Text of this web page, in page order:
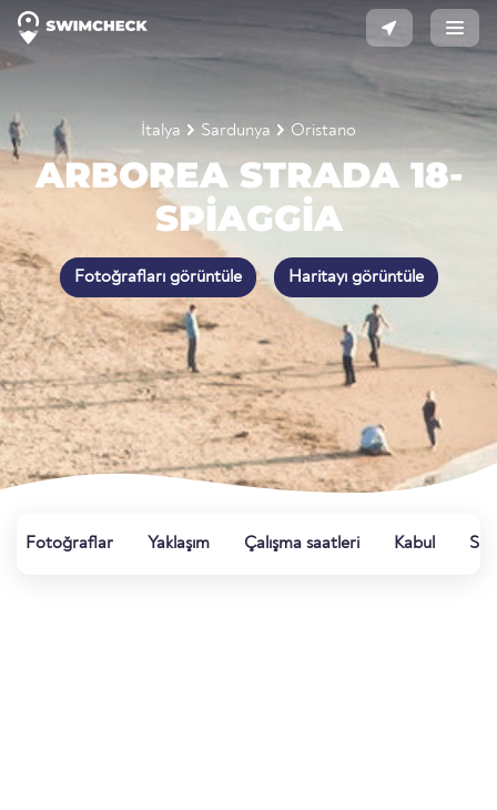
İtalya Sardunya Oristano
ARBOREA STRADA 18-
SPIAGGIA
Fotoğrafları görüntüle Haritayı görüntüle
Fotoğraflar Yaklaşım Çalışma saatleri Kabul Su